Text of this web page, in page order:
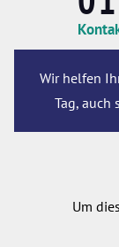
Wir helfen
Tag, auch
Um